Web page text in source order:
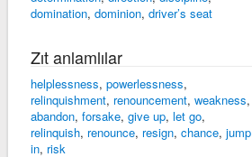
domination, dominion, driver’s seat
Zıt anlamlılar
helplessness, powerlessness,
relinquishment, renouncement, weakness,
abandon, forsake, give up, let go,
relinquish, renounce, resign, chance, jump
in, risk